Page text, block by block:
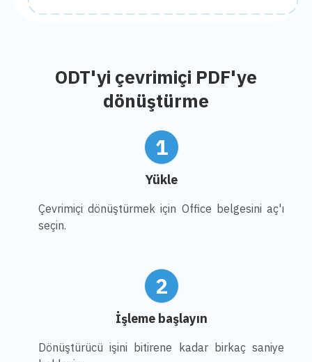
ODT'yi çevrimiçi PDF'ye
dönüştürme
1
Yükle
Çevrimiçi dönüştürmek için Office belgesini aç'ı
seçin.
2
İşleme başlayın
Dönüştürücü işini bitirene kadar birkaç saniye